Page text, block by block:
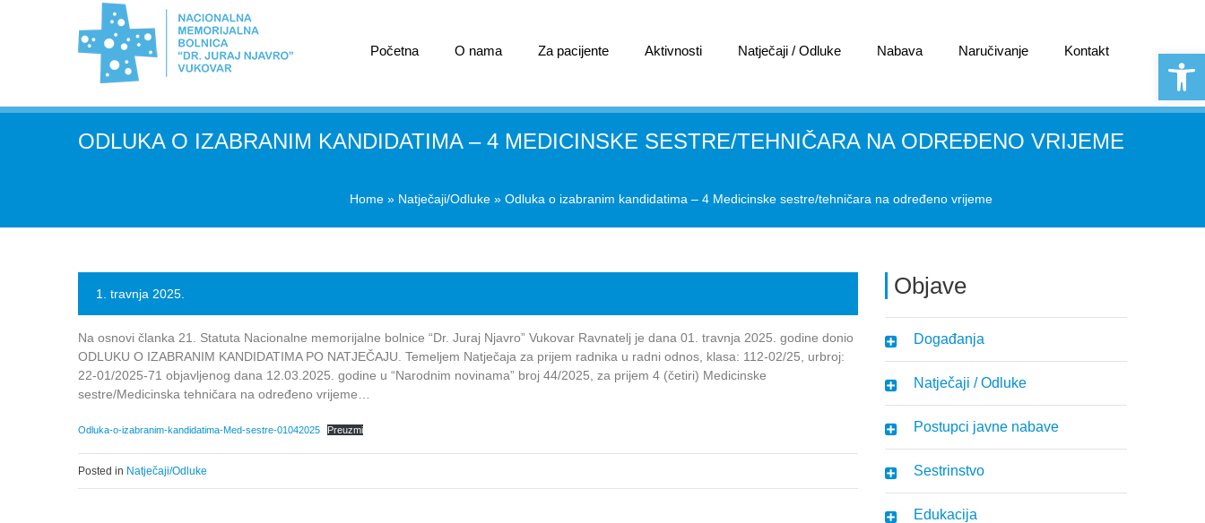
Početna O nama Za pacijente Aktivnosti Natječaji / Odluke Nabava Naručivanje Kontakt
ODLUKA O IZABRANIM KANDIDATIMA – 4 MEDICINSKE SESTRE/TEHNIČARA NA ODREĐENO VRIJEME
Home » Natječaji/Odluke » Odluka o izabranim kandidatima – 4 Medicinske sestre/tehničara na određeno vrijeme
Objave
Događanja
Natječaji / Odluke
Postupci javne nabave
Sestrinstvo
Edukacija
1. travnja 2025.
Na osnovi članka 21. Statuta Nacionalne memorijalne bolnice “Dr. Juraj Njavro” Vukovar Ravnatelj je dana 01. travnja 2025. godine donio
ODLUKU O IZABRANIM KANDIDATIMA PO NATJEČAJU. Temeljem Natječaja za prijem radnika u radni odnos, klasa: 112-02/25, urbroj:
22-01/2025-71 objavljenog dana 12.03.2025. godine u “Narodnim novinama” broj 44/2025, za prijem 4 (četiri) Medicinske
sestre/Medicinska tehničara na određeno vrijeme…
Odluka-o-izabranim-kandidatima-Med-sestre-01042025 Preuzmi
Posted in Natječaji/Odluke